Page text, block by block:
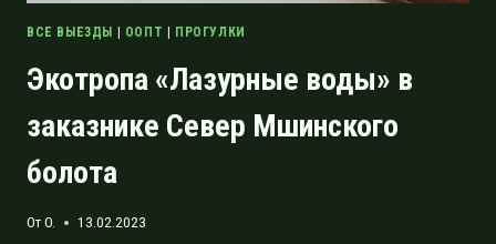
ВСЕ ВЫЕЗДЫ | ООПТ | ПРОГУЛКИ
Экотропа «Лазурные воды» в
заказнике Север Мшинского
болота
ОтO. 13.02.2023